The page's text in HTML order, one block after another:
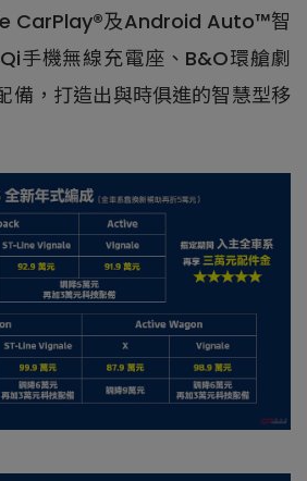
CarPlay®及Android Auto™智
手機無線充電座、B&O環艙劇
備，打造出與時俱進的智慧型移